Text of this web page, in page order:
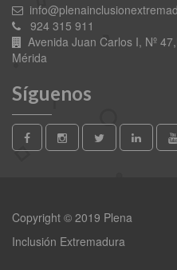
924 315 911
Avenida Juan Carlos I, Nº
Mérida
Síguenos
Copyright © 2019 Plena
Inclusión Extremadura